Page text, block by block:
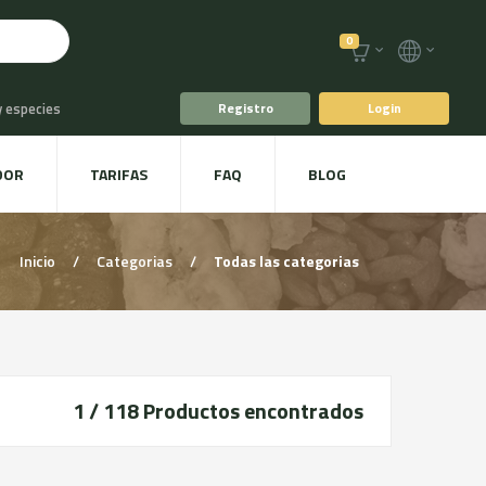
0
especies
y Setas
Registro Login
TARIFAS FAQ BLOG
Inicio / Categorias / Todas las categorias
1 / 118Productos encontrados